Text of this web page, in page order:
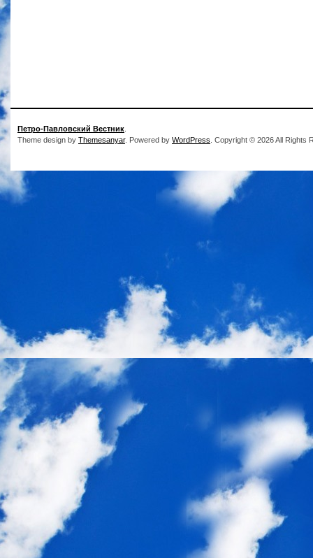
Петро-Павловский Вестник
Theme design by Themesanyar. Powered by WordPress . Copyright © 2026 All Rights